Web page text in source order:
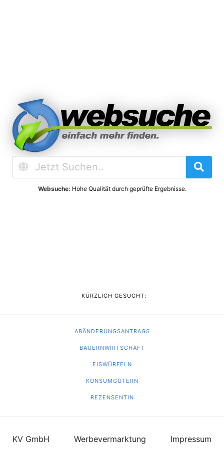
Websuche: Hohe Qualität durch geprüfte Ergebnisse.
KÜRZLICH GESUCHT:
ABÄNDERUNGSANTRAGS
BAUERNWIRTSCHAFT
EISWÜRFELN
KONSUMGÜTERN
REZENSENTIN
KV GmbH Werbevermarktung Impressum